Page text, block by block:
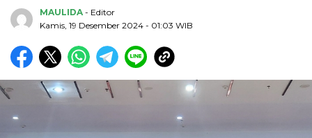
MAULIDA - Editor
Kamis, 19 Desember 2024 - 01:03 WIB